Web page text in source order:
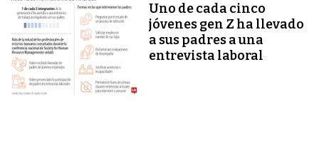
Uno de cada cinco
jóvenes gen Z ha llevado
a sus padres a una
entrevista laboral